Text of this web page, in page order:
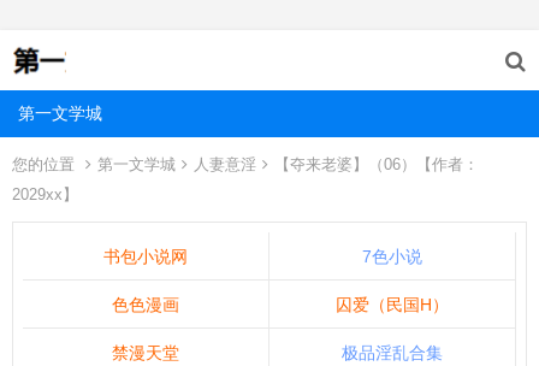
第一文学城
您的位置 第一文学城 人妻意淫
【夺来老婆】（06）【作者：
2029xx】
书包小说网 7色小说
色色漫画 囚爱（民国H）
禁漫天堂 极品淫乱合集